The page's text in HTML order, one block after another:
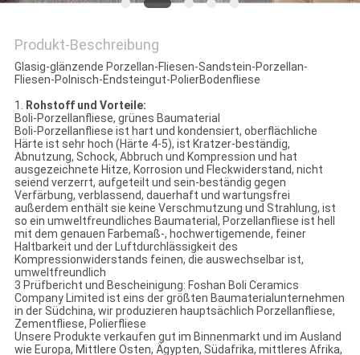
Produkt-Beschreibung
Glasig-glänzende Porzellan-Fliesen-Sandstein-Porzellan-
Fliesen-Polnisch-Endsteingut-PolierBodenfliese
1. Rohstoff und Vorteile:
Boli-Porzellanfliese, grünes Baumaterial
Boli-Porzellanfliese ist hart und kondensiert, oberflächliche
Härte ist sehr hoch (Härte 4-5), ist Kratzer-beständig,
Abnutzung, Schock, Abbruch und Kompression und hat
ausgezeichnete Hitze, Korrosion und Fleckwiderstand, nicht
seiend verzerrt, aufgeteilt und sein-beständig gegen
Verfärbung, verblassend, dauerhaft und wartungsfrei
außerdem enthält sie keine Verschmutzung und Strahlung, ist
so ein umweltfreundliches Baumaterial, Porzellanfliese ist hell
mit dem genauen Farbemaß-, hochwertigemende, feiner
Haltbarkeit und der Luftdurchlässigkeit des
Kompressionwiderstands feinen, die auswechselbar ist,
umweltfreundlich
3 Prüfbericht und Bescheinigung: Foshan Boli Ceramics
Company Limited ist eins der größten Baumaterialunternehmen
in der Südchina, wir produzieren hauptsächlich Porzellanfliese,
Zementfliese, Polierfliese
Unsere Produkte verkaufen gut im Binnenmarkt und im Ausland
wie Europa, Mittlere Osten, Ägypten, Südafrika, mittleres Afrika,